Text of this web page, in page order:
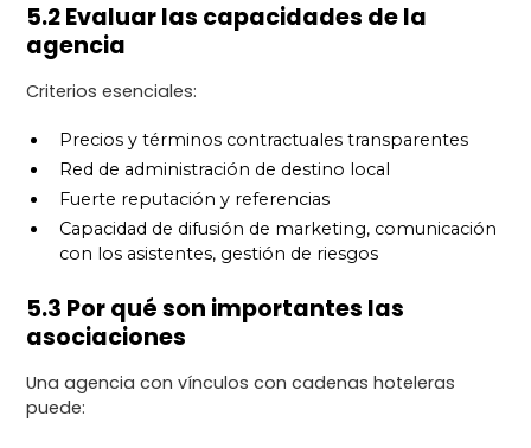
5.2 Evaluar las capacidades de la
agencia
Criterios esenciales:
Precios y términos contractuales transparentes
Red de administración de destino local
Fuerte reputación y referencias
Capacidad de difusión de marketing, comunicación
con los asistentes, gestión de riesgos
5.3 Por qué son importantes las
asociaciones
Una agencia con vínculos con cadenas hoteleras
puede: